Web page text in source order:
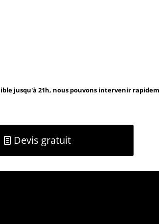
jusqu'à 21h, nous pouvons intervenir
Devis gratuit